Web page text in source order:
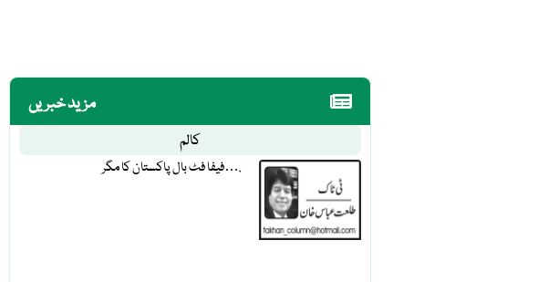
مزید خبریں
کالم
فیفا فٹ بال پاکستان کا مگر….